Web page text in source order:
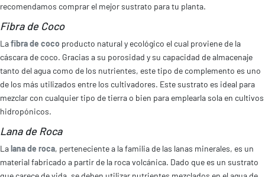
recomendamos comprar el mejor sustrato para tu planta.
Fibra de Coco
Lafibra de coco producto natural y ecológico el cual proviene de la
cáscara de coco. Gracias a su porosidad y su capacidad de almacenaje
tanto del agua como de los nutrientes, este tipo de complemento es uno
de los más utilizados entre los cultivadores. Este sustrato es ideal para
mezclar con cualquier tipo de tierra o bien para emplearla sola en cultivos
hidropónicos.
Lana de Roca
Lalana de roca, perteneciente a la familia de las lanas minerales, es un
material fabricado a partir de la roca volcánica. Dado que es un sustrato